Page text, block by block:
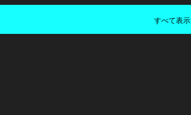
すべて表示